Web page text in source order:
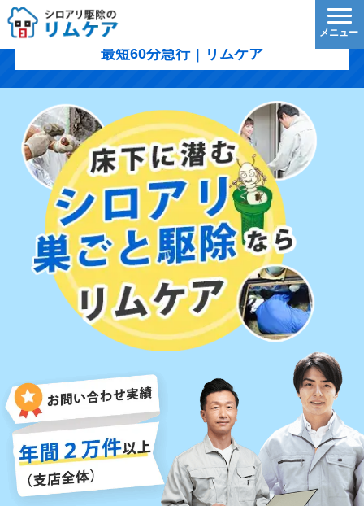
柏崎市のシロアリ駆除｜1,200円/㎡〜・5年保証・
最短60分急行｜リムケア